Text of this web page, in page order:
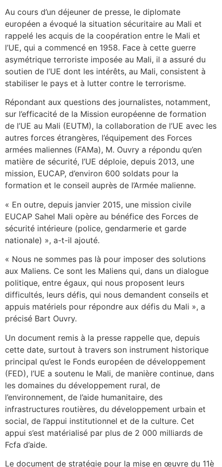
Au cours d’un déjeuner de presse, le diplomate
européen a évoqué la situation sécuritaire au Mali et
rappelé les acquis de la coopération entre le Mali et
l’UE, qui a commencé en 1958. Face à cette guerre
asymétrique terroriste imposée au Mali, il a assuré du
soutien de l’UE dont les intérêts, au Mali, consistent à
stabiliser le pays et à lutter contre le terrorisme.
Répondant aux questions des journalistes, notamment,
sur l’efficacité de la Mission européenne de formation
de l’UE au Mali (EUTM), la collaboration de l’UE avec les
autres forces étrangères, l’équipement des Forces
armées maliennes (FAMa), M. Ouvry a répondu qu’en
matière de sécurité, l’UE déploie, depuis 2013, une
mission, EUCAP, d’environ 600 soldats pour la
formation et le conseil auprès de l’Armée malienne.
« En outre, depuis janvier 2015, une mission civile
EUCAP Sahel Mali opère au bénéfice des Forces de
sécurité intérieure (police, gendarmerie et garde
nationale) », a-t-il ajouté.
« Nous ne sommes pas là pour imposer des solutions
aux Maliens. Ce sont les Maliens qui, dans un dialogue
politique, entre égaux, qui nous proposent leurs
difficultés, leurs défis, qui nous demandent conseils et
appuis matériels pour répondre aux défis du Mali », a
précisé Bart Ouvry.
Un document remis à la presse rappelle que, depuis
cette date, surtout à travers son instrument historique
principal qu’est le Fonds européen de développement
(FED), l’UE a soutenu le Mali, de manière continue, dans
les domaines du développement rural, de
l’environnement, de l’aide humanitaire, des
infrastructures routières, du développement urbain et
social, de l’appui institutionnel et de la culture. Cet
appui s’est matérialisé par plus de 2 000 milliards de
Fcfa d’aide.
Le document de stratégie pour la mise en œuvre du 11è